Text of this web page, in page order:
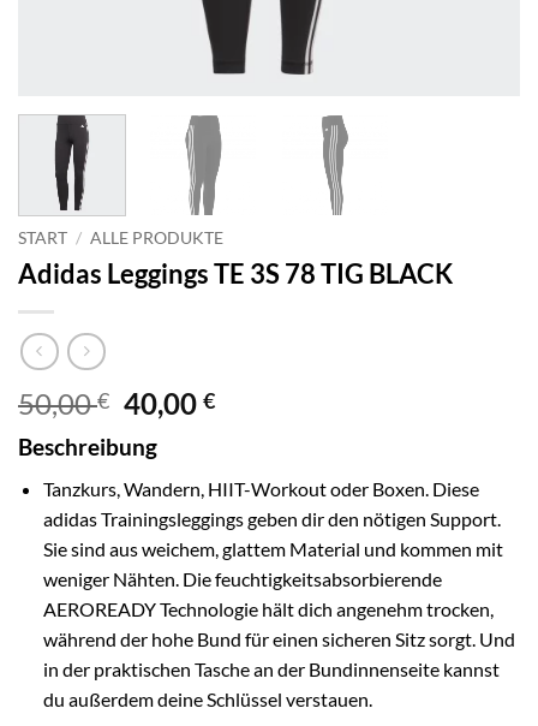
START / ALLE PRODUKTE
Adidas Leggings TE 3S 78 TIG BLACK
50,00€ Ursprünglicher
Preis
war:
50,00 €
40,00€Aktueller
40,00 €.
Beschreibung
Tanzkurs, Wandern, HIIT-Workout oder Boxen. Diese
adidas Trainingsleggings geben dir den nötigen Support.
Sie sind aus weichem, glattem Material und kommen mit
weniger Nähten. Die feuchtigkeitsabsorbierende
AEROREADY Technologie hält dich angenehm trocken,
während der hohe Bund für einen sicheren Sitz sorgt. Und
in der praktischen Tasche an der Bundinnenseite kannst
du außerdem deine Schlüssel verstauen.